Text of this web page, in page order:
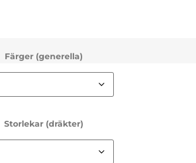
Färger (generella)
Storlekar (dräkter)